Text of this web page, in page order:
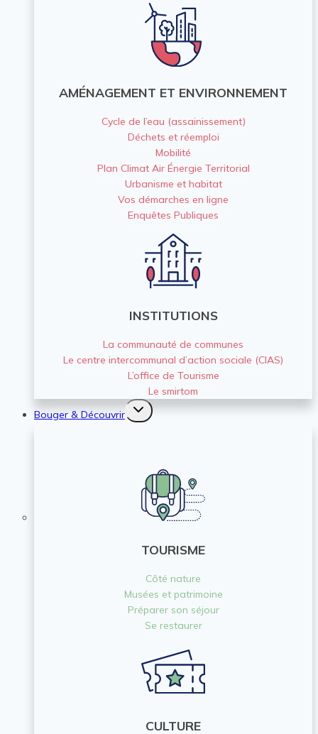
AMÉNAGEMENT ET ENVIRONNEMENT
Cycle de l’eau (assainissement)
Déchets et réemploi
Mobilité
Plan Climat Air Énergie Territorial
Urbanisme et habitat
Vos démarches en ligne
Enquêtes Publiques
INSTITUTIONS
La communauté de communes
Le centre intercommunal d’action sociale (CIAS)
L’office de Tourisme
Le smirtom
Bouger & Découvrir
Ouvrir/fermer
le
TOURISME
Côté nature
Musées et patrimoine
Préparer son séjour
Se restaurer
CULTURE